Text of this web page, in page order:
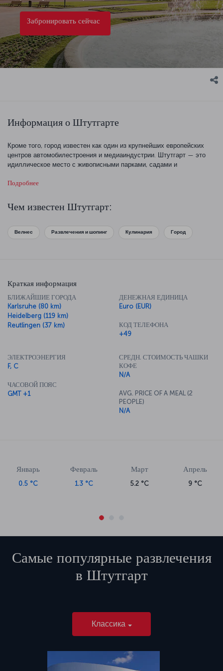
Забронировать сейчас
Информация о Штутгарте
Кроме того, город известен как один из крупнейших европейских
центров автомобилестроения и медиаиндустрии. Штутгарт — это
идиллическое место с живописными парками, садами и
Подробнее
Чем известен Штутгарт:
Велнес Развлечения и шопинг Кулинария Город
Краткая информация
БЛИЖАЙШИЕ ГОРОДА
Karlsruhe (80 km)
Heidelberg (119 km)
Reutlingen (37 km)
ДЕНЕЖНАЯ ЕДИНИЦА
Euro (EUR)
КОД ТЕЛЕФОНА
+49
ЭЛЕКТРОЭНЕРГИЯ
F, C
ЧАСОВОЙ ПОЯС
GMT +1
СРЕДН. СТОИМОСТЬ ЧАШКИ
КОФЕ
N/A
AVG. PRICE OF A MEAL (2
PEOPLE)
N/A
Январь
0.5 °C
Февраль
1.3 °C
Март
5.2 °C
Апрель
9 °C
Самые популярные развлечения
в Штутгарт
Классика